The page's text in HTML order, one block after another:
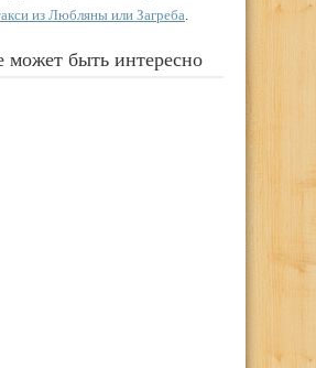
из Любляны или Загреба
может быть интересно